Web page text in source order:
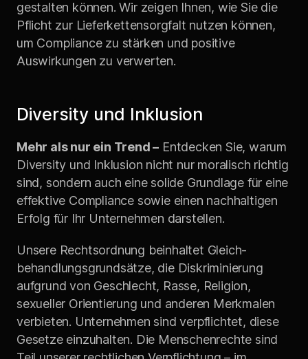
gestalten können. Wir zeigen Ihnen, wie Sie die
Pflicht zur Liefer­ketten­sorgfalt nutzen können,
um Compliance zu stärken und positive
Auswirkungen zu verwerten.
Diversity und Inklusion
Mehr als nur ein Trend – Entdecken Sie, warum
Diversity und Inklusion nicht nur moralisch richtig
sind, sondern auch eine solide Grundlage für eine
effektive Compliance sowie einen nachhaltigen
Erfolg für Ihr Unternehmen darstellen.
Unsere Rechtsordnung beinhaltet Gleich­
behandlungs­grundsätze, die Diskriminierung
aufgrund von Geschlecht, Rasse, Religion,
sexueller Orientierung und anderen Merkmalen
verbieten. Unternehmen sind verpflichtet, diese
Gesetze einzuhalten. Die Menschen­rechte sind